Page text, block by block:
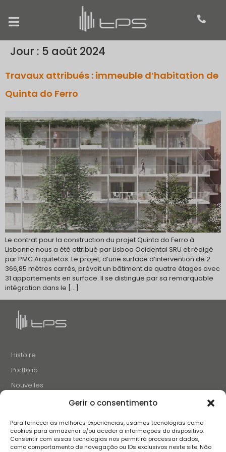
Gerir o consentimento
Para fornecer as melhores experiências, usamos tecnologias como
cookies para armazenar e/ou aceder a informações do dispositivo.
Consentir com essas tecnologias nos permitirá processar dados,
como comportamento de navegação ou IDs exclusivos neste site. Não
Jour : 5 août 2024
Travaux attribués : immeuble d’habitation de
Quinta do Ferro
Le contrat pour la construction du projet Quinta do Ferro à
Lisbonne nous a été attribué par Lisboa Ocidental SRU et rédigé
par PMC Arquitetos. Le projet, d’une surface d’intervention de 2
366,85 mètres carrés, prévoit un bâtiment de quatre étages avec
31 appartements en surface. Il se distingue par sa remarquable
intégration dans le […]
Histoire
Portfolio
Nouvelles
Projets et Initiatives
Contacts